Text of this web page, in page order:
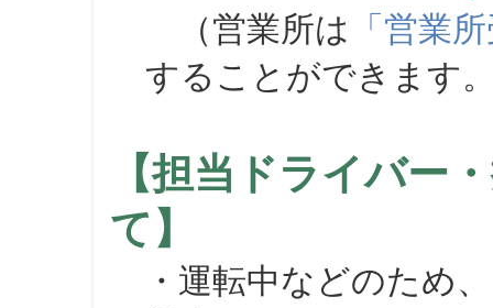
（営業所は 「営業
することができます
【担当ドライバー
て】
・運転中などのため